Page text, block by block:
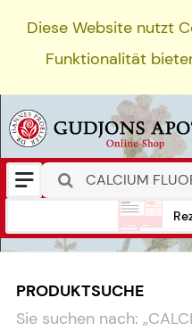
Diese Website nutzt
Funktionalität
PRODUKTSUCHE
Sie suchen nach: „